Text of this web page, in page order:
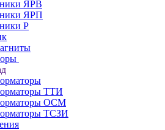
ЯРВ
ЯРП
Р
ТТИ
ОСМ
ТСЗИ